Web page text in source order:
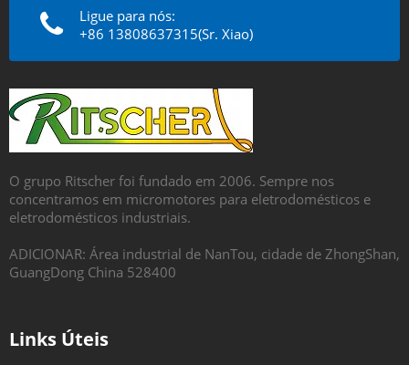
Ligue para nós:
+86 13808637315(Sr. Xiao)
O grupo Ritscher foi fundado em 2006. Sempre nos
concentramos em micromotores para eletrodomésticos e
eletrodomésticos industriais.
ADICIONAR: Área industrial de NanTou, cidade de ZhongShan,
GuangDong China 528400
Links Úteis